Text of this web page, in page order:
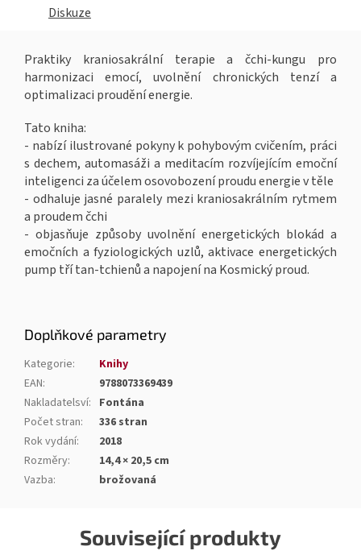
Související produkty
Diskuze
Praktiky kraniosakrální terapie a čchi-kungu pro
harmonizaci emocí, uvolnění chronických tenzí a
optimalizaci proudění energie.
Tato kniha:
- nabízí ilustrované pokyny k pohybovým cvičením, práci
s dechem, automasáži a meditacím rozvíjejícím emoční
inteligenci za účelem osovobození proudu energie v těle
- odhaluje jasné paralely mezi kraniosakrálním rytmem
a proudem čchi
- objasňuje způsoby uvolnění energetických blokád a
emočních a fyziologických uzlů, aktivace energetických
pump tří tan-tchienů a napojení na Kosmický proud.
Doplňkové parametry
Kategorie:
Knihy
EAN:
9788073369439
Nakladatelsví: Fontána
Počet stran:
336 stran
Rok vydání:
2018
Rozměry:
14,4 × 20,5 cm
Vazba: brožovaná